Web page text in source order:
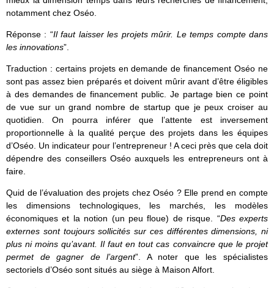
notamment chez Oséo.
Réponse : “Il faut laisser les projets mûrir. Le temps compte dans
les innovations”.
Traduction : certains projets en demande de financement Oséo ne
sont pas assez bien préparés et doivent mûrir avant d’être éligibles
à des demandes de financement public. Je partage bien ce point
de vue sur un grand nombre de startup que je peux croiser au
quotidien. On pourra inférer que l’attente est inversement
proportionnelle à la qualité perçue des projets dans les équipes
d’Oséo. Un indicateur pour l’entrepreneur ! A ceci près que cela doit
dépendre des conseillers Oséo auxquels les entrepreneurs ont à
faire.
Quid de l’évaluation des projets chez Oséo ? Elle prend en compte
les dimensions technologiques, les marchés, les modèles
économiques et la notion (un peu floue) de risque. “Des experts
externes sont toujours sollicités sur ces différentes dimensions, ni
plus ni moins qu’avant. Il faut en tout cas convaincre que le projet
permet de gagner de l’argent”. A noter que les spécialistes
sectoriels d’Oséo sont situés au siège à Maison Alfort.